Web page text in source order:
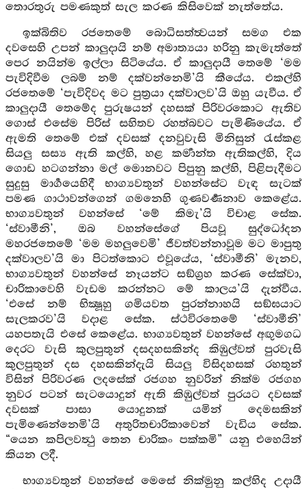
තොරතුරු පමණකුත් සැල කරණ කිසිවෙක් නැත්තේය.
ඉක්බිතිව රජතෙමේ බොධිසත්ත්‍වයන් සමග එක
දවසෙහි උපන් කාලුදායි නම් අමාත්‍යයා හරිනු කැමැත්තේ
පෙර නයින්ම ඉල්ලා සිටියේය. ඒ කාලුදායී තෙමේ ‘මම
පැවිදිවීම ලබම් නම් දක්වන්නෙමි’යි කීයේය. එකල්හි
රජතෙමේ ‘පැවිදිවද මට පුත්‍රයා දක්වාලව’යි ඔහු යැවීය. ඒ
කාලුදායී තෙමේද පුරුෂයන් දහසක් පිරිවරකොට ඇතිව
ගොස් එසේම පිරිස් සහිතව රහත්බවට පැමිණියේය. ඒ
ඇමති තෙමේ එක් දවසක් දනවුවැසි මිනිසුන් රැස්කළ
සියලු සස්‍ය ඇති කල්හි, හළ කර්‍මාන්ත ඇතිකල්හි, දිය
ගොඩ හටගන්නා මල් මොනවට පිපුනු කල්හි, පිළිපැදීමට
සුදුසු මාර්‍ගයෙහිදී භාග්‍යවතුන් වහන්සේට වැඳ සැටක්
පමණ ගාථාවන්ගෙන් ගමනෙහි ගුණවර්‍ණනාව කෙළේය.
භාග්‍යවතුන් වහන්සේ ‘මේ කිමැ’යි විචාළ සේක.
‘ස්වාමීනි’, ඔබ වහන්සේගේ පියවූ සුද්ධෝදන
මහරජතෙමේ ‘මම මහලුවෙමි’ ජීවත්වන්නාවූම මට මාපුතු
දක්වාලව’යි මා පිටත්කොට එවූයේය, ‘ස්වාමීනි’ මැනව,
භාග්‍යවතුන් වහන්සේ නෑයන්ට සඞ්ග්‍රහ කරණ සේක්වා,
චාරිකාවෙහි වැඩම කරන්නට මේ කාලය’යි දැන්වීය.
‘එසේ නම් භික්‍ෂූහු ගමියවත පුරන්නාහයි සඞ්ඝයාට
සැලකරව’යි වදාළ සේක. ස්ථවිරතෙමේ ‘ස්වාමීනි’
යහපතැයි එසේ කෙළේය. භාග්‍යවතුන් වහන්සේ අඟුමගධ
දෙරට වැසි කුලපුතුන් දසදහසකින්ද කිඹුල්වත් පුරවැසි
කුලපුතුන් දස දහසකින්දැයි සියලු විසිදහසක් රහතුන්
විසින් පිරිවරණ ලදසේක් රජගහ නුවරින් නික්ම රජගහ
නුවර පටන් සැටයොදුන් ඇති කිඹුල්වත් පුරයට දවසක්
දවසක් පාසා යොදුනක් යමින් දෙමසකින්
පැමිණෙන්නෙමි’යි අතුරිතචාරිකාවෙන් වැඩිය සේක.
“යෙන කපිලවත්‍ථු තෙන චාරිකං පක්කමි” යනු එහෙයින්
කියන ලදී.
භාග්‍යවතුන් වහන්සේ මෙසේ නික්මුනු කල්හිද උදායී